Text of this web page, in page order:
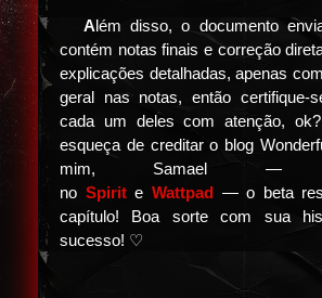
A lém disso, o documento
contém notas finais e correção
explicações detalhadas, apenas
geral nas notas, então certifique-
cada um deles com atenção,
esqueça de creditar o blog
mim, Samael —
no Spirite Wattpad
— o beta
capítulo! Boa sorte com sua
sucesso! ♡